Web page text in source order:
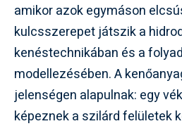
amikor azok egymáson
kulcsszerepet játszik a
kenéstechnikában és a
modellezésében. A
jelenségen alapulnak: egy
képeznek a szilárd felületek